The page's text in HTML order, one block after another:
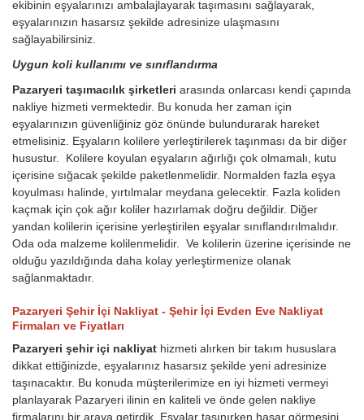
ekibinin eşyalarınızı ambalajlayarak taşımasını sağlayarak,
eşyalarınızın hasarsız şekilde adresinize ulaşmasını
sağlayabilirsiniz.
Uygun koli kullanımı ve sınıflandırma
Pazaryeri taşımacılık şirketleri arasında onlarcası kendi çapında
nakliye hizmeti vermektedir. Bu konuda her zaman için
eşyalarınızın güvenliğiniz göz önünde bulundurarak hareket
etmelisiniz. Eşyaların kolilere yerleştirilerek taşınması da bir diğer
husustur. Kolilere koyulan eşyaların ağırlığı çok olmamalı, kutu
içerisine sığacak şekilde paketlenmelidir. Normalden fazla eşya
koyulması halinde, yırtılmalar meydana gelecektir. Fazla koliden
kaçmak için çok ağır koliler hazırlamak doğru değildir. Diğer
yandan kolilerin içerisine yerleştirilen eşyalar sınıflandırılmalıdır.
Oda oda malzeme kolilenmelidir. Ve kolilerin üzerine içerisinde ne
olduğu yazıldığında daha kolay yerleştirmenize olanak
sağlanmaktadır.
Pazaryeri Şehir İçi Nakliyat - Şehir İçi Evden Eve Nakliyat
Firmaları ve Fiyatları
Pazaryeri şehir içi nakliyat hizmeti alırken bir takım hususlara
dikkat ettiğinizde, eşyalarınız hasarsız şekilde yeni adresinize
taşınacaktır. Bu konuda müşterilerimize en iyi hizmeti vermeyi
planlayarak Pazaryeri ilinin en kaliteli ve önde gelen nakliye
firmalarını bir araya getirdik. Eşyalar taşınırken hasar görmesini